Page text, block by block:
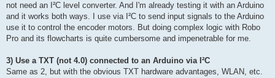
not need an I²C level converter. And I'm already testing it with an Arduino
and it works both ways. I use via I²C to send input signals to the Arduino
use it to control the encoder motors. But doing complex logic with Robo
Pro and its flowcharts is quite cumbersome and impenetrable for me.
3) Use a TXT (not 4.0) connected to an Arduino via I²C
Same as 2, but with the obvious TXT hardware advantages, WLAN, etc.